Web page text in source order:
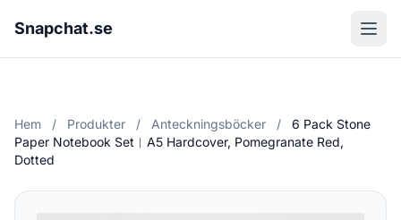
Snapchat.se
Hem / Produkter / Anteckningsböcker /
6 Pack Stone
Paper Notebook Set︱A5 Hardcover, Pomegranate Red,
Dotted